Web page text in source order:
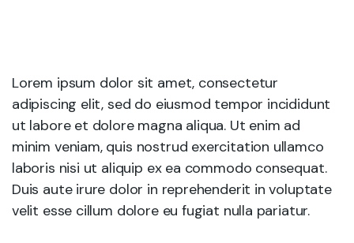
Lorem ipsum dolor sit amet, consectetur
adipiscing elit, sed do eiusmod tempor incididunt
ut labore et dolore magna aliqua. Ut enim ad
minim veniam, quis nostrud exercitation ullamco
laboris nisi ut aliquip ex ea commodo consequat.
Duis aute irure dolor in reprehenderit in voluptate
velit esse cillum dolore eu fugiat nulla pariatur.